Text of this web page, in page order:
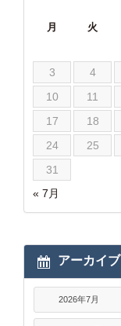
月 火
« 7月
3
4
10
11
17
18
24
25
31
アーカイブ
2026年7月